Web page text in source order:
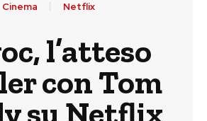
Cinema Netflix
l’atteso
con Tom